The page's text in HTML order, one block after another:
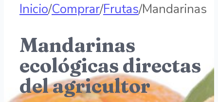
Inicio/Comprar/Frutas/Mandarinas
Mandarinas
ecológicas directas
del agricultor